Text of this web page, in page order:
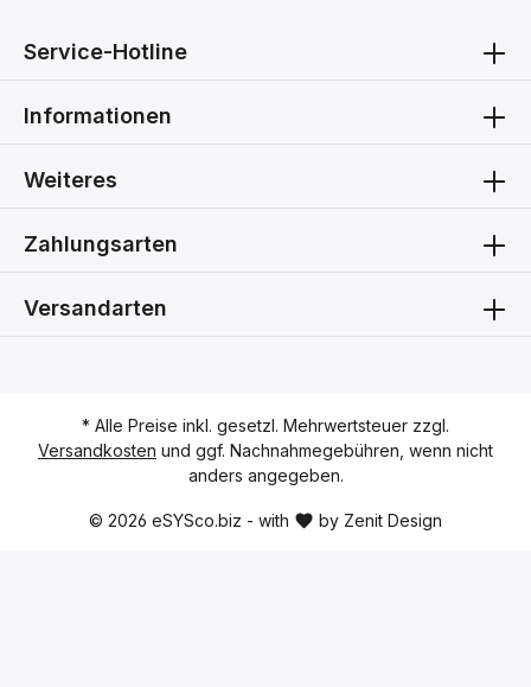
Service-Hotline
Informationen
Weiteres
Zahlungsarten
Versandarten
© 2026 eSYSco.biz - with by Zenit Design
* Alle Preise inkl. gesetzl. Mehrwertsteuer zzgl.
Versandkosten und ggf. Nachnahmegebühren, wenn nicht
anders angegeben.